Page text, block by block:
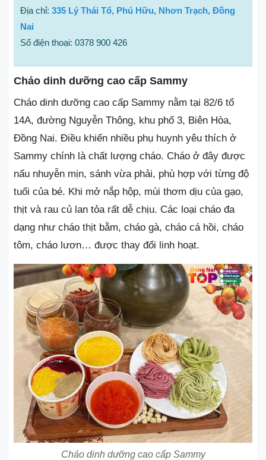
Địa chỉ: 335 Lý Thái Tổ, Phú Hữu, Nhơn Trạch, Đồng
Nai
Số điện thoại: 0378 900 426
Cháo dinh dưỡng cao cấp Sammy
Cháo dinh dưỡng cao cấp Sammy nằm tại 82/6 tổ
14A, đường Nguyễn Thông, khu phố 3, Biên Hòa,
Đồng Nai. Điều khiến nhiều phụ huynh yêu thích ở
Sammy chính là chất lượng cháo. Cháo ở đây được
nấu nhuyễn mịn, sánh vừa phải, phù hợp với từng độ
tuổi của bé. Khi mở nắp hộp, mùi thơm dịu của gạo,
thịt và rau củ lan tỏa rất dễ chịu. Các loại cháo đa
dạng như cháo thịt bằm, cháo gà, cháo cá hồi, cháo
tôm, cháo lươn… được thay đổi linh hoạt.
Cháo dinh dưỡng cao cấp Sammy